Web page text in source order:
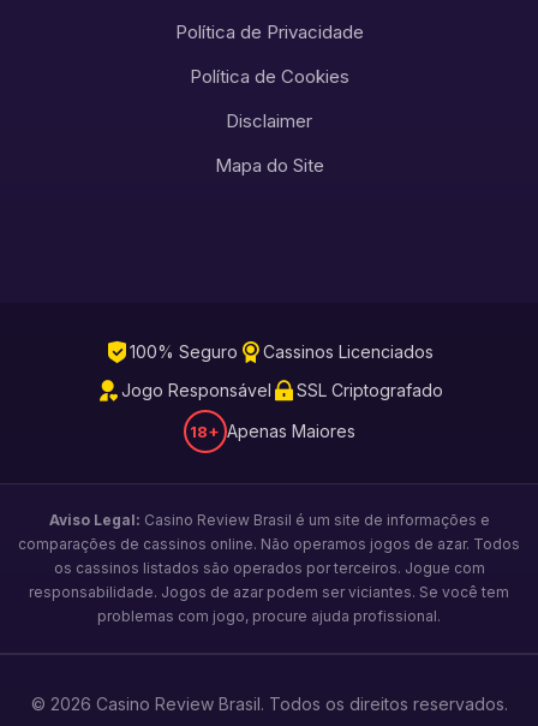
Política de Privacidade
Política de Cookies
Disclaimer
Mapa do Site
100% Seguro
Cassinos Licenciados
Jogo Responsável
SSL Criptografado
18+ Apenas Maiores
Aviso Legal: Casino Review Brasil é um site de informações e
comparações de cassinos online. Não operamos jogos de azar. Todos
os cassinos listados são operados por terceiros. Jogue com
responsabilidade. Jogos de azar podem ser viciantes. Se você tem
problemas com jogo, procure ajuda profissional.
© 2026 Casino Review Brasil. Todos os direitos reservados.